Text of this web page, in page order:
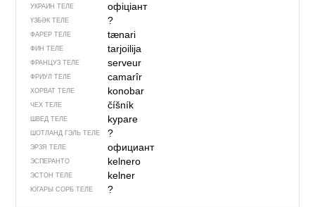
УКРАИН ТЕЛЕ офіціант
ҮЗБӘК ТЕЛЕ ?
ФАРЕР ТЕЛЕ tænari
ФИН ТЕЛЕ tarjoilija
ФРАНЦУЗ ТЕЛЕ serveur
ФРИУЛ ТЕЛЕ camarîr
ХОРВАТ ТЕЛЕ konobar
ЧЕХ ТЕЛЕ číšník
ШВЕД ТЕЛЕ kypare
ШОТЛАНД ГЭЛЬ ТЕЛЕ ?
ЭРЗЯ ТЕЛЕ официант
ЭСПЕРАНТО kelnero
ЭСТОН ТЕЛЕ kelner
ЮГАРЫ СОРБ ТЕЛЕ ?